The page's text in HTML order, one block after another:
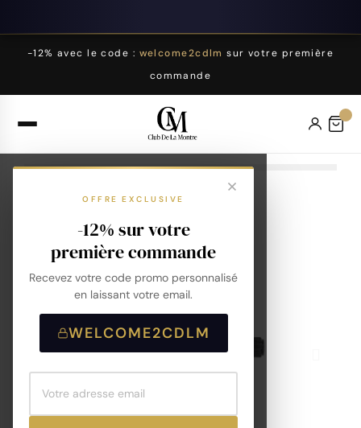
-12% avec le code : welcome2cdlm sur votre première
commande
OFFRE EXCLUSIVE
-12% sur votre
première commande
Recevez votre code promo personnalisé
en laissant votre email.
WELCOME2CDLM